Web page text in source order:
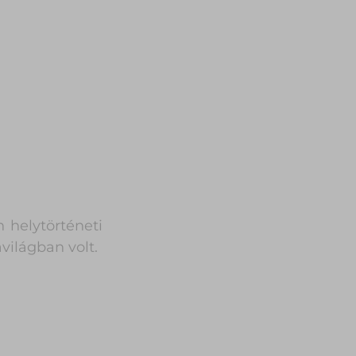
helytörténeti
volt.